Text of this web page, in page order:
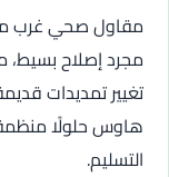
مقاول صحي غرب
مجرد إصلاح بسيط،
تغيير تمديدات
هاوس حلولًا منظمة
التسليم.